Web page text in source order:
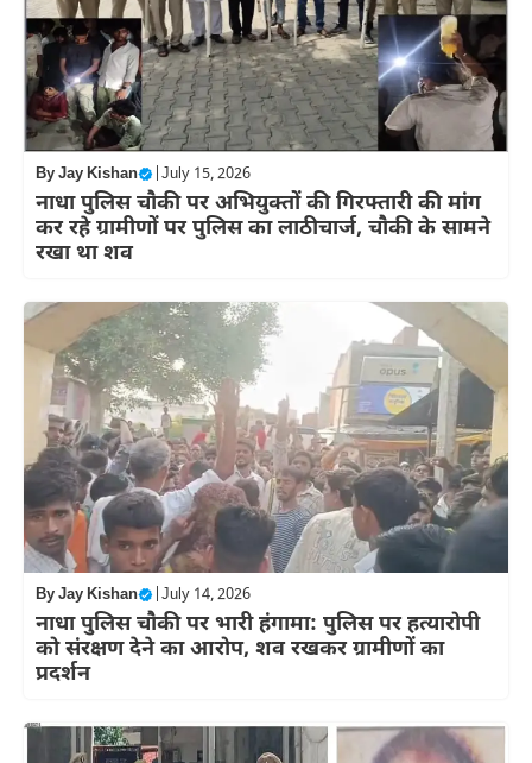
ByJay Kishan July 15, 2026
नाधा पुलिस चौकी पर अभियुक्तों की गिरफ्तारी की मांग
कर रहे ग्रामीणों पर पुलिस का लाठीचार्ज, चौकी के सामने
रखा था शव
ByJay Kishan July 14, 2026
नाधा पुलिस चौकी पर भारी हंगामा: पुलिस पर हत्यारोपी
को संरक्षण देने का आरोप, शव रखकर ग्रामीणों का
प्रदर्शन